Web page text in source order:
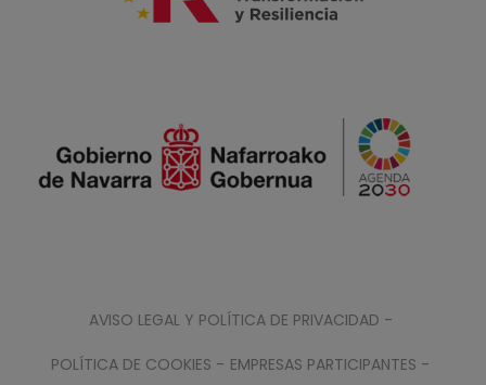
AVISO LEGAL Y POLÍTICA DE PRIVACIDAD -
POLÍTICA DE COOKIES - EMPRESAS PARTICIPANTES -